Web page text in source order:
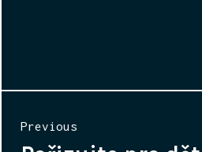
Previous